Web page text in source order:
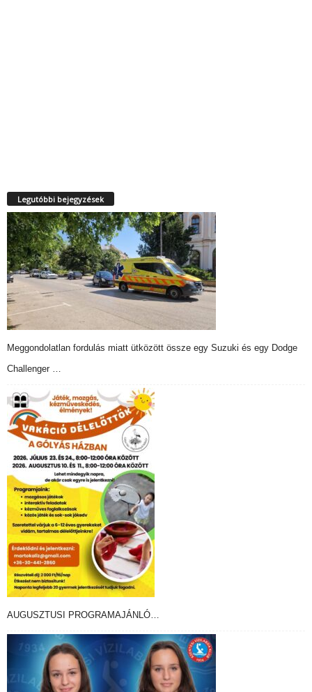
Legutóbbi bejegyzések
Meggondolatlan fordulás miatt ütközött össze egy Suzuki és egy Dodge
Challenger …
AUGUSZTUSI PROGRAMAJÁNLÓ…